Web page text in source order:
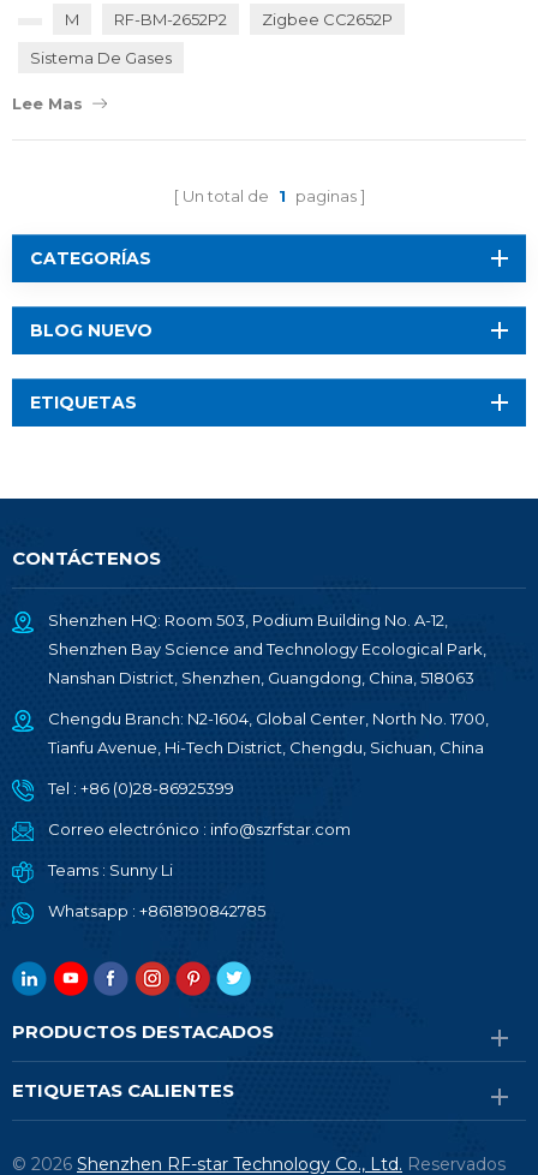
minutos. en cambio, una enorme y poderosa explosión, que
explosión, que llegó s...
M
RF-BM-2652P2
Zigbee CC2652P
Sistema De Gases
Lee Mas
Un total de 1 paginas
CATEGORÍAS
BLOG NUEVO
ETIQUETAS
CONTÁCTENOS
Shenzhen HQ: Room 503, Podium Building No. A-12,
Shenzhen Bay Science and Technology Ecological Park,
Nanshan District, Shenzhen, Guangdong, China, 518063
Chengdu Branch: N2-1604, Global Center, North No. 1700,
Tianfu Avenue, Hi-Tech District, Chengdu, Sichuan, China
Tel : +86 (0)28-86925399
Correo electrónico : info@szrfstar.com
Teams : Sunny Li
Whatsapp : +8618190842785
PRODUCTOS DESTACADOS
ETIQUETAS CALIENTES
© 2026 Shenzhen RF-star Technology Co., Ltd. Reservados